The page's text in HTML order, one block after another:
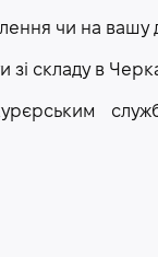
чи на
складу в